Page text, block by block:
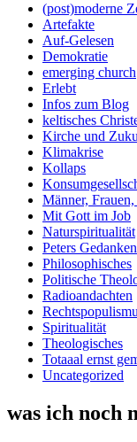
(post)moderne
Artefakte
Auf-Gelesen
Demokratie
emerging church
Erlebt
Infos zum Blog
keltisches
Kirche und
Klimakrise
Kollaps
Männer,
Mit Gott im Job
Naturspiritualität
Peters Gedanken
Philosophisches
Politische
Radioandachten
Spiritualität
Theologisches
Totaaal ernst
Uncategorized
was ich noch